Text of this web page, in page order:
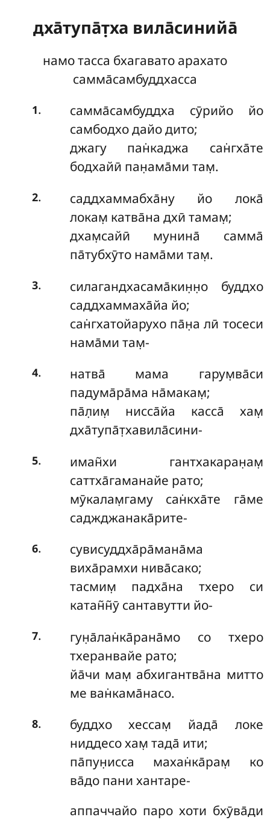
дха̄тупа̄т̣ха вила̄синийа̄
намо тасса бхагавато арахато
самма̄самбуддхасса
1.
самма̄самбуддха сӯрийо йо
самбодхо дайо дито;
джагу пан̇каджа сан̇гха̄те
бодхайӣ пан̣ама̄ми там̣.
2.
саддхаммабха̄ну йо лока̄
локам̣ катва̄на дхӣ тамам̣;
дхам̣сайӣ мунина̄ самма̄
па̄тубхӯто нама̄ми там̣.
3.
силагандхасама̄кин̣н̣о буддхо
саддхаммаха̄йа йо;
сан̇гхатойарухо па̄н̣а лӣ тосеси
нама̄ми там̣-
4.
натва̄ мама гарум̣ва̄си
падума̄ра̄ма на̄макам̣;
па̄л̣им̣ нисса̄йа касса̄ хам̣
дха̄тупа̄т̣хавила̄сини-
5.
иман̃хи гантхакаран̣ам̣
саттха̄гаманайе рато;
мӯкалам̣гаму сан̇кха̄те га̄ме
саджджанака̄рите-
6.
сувисуддха̄ра̄мана̄ма
виха̄рамхи нива̄сако;
тасмим̣ падха̄на тхеро си
катан̃н̃ӯ сантавутти йо-
7.
гун̣а̄лан̇ка̄рана̄мо со тхеро
тхеранвайе рато;
йа̄чи мам̣ абхигантва̄на митто
ме ван̇кама̄насо.
8.
буддхо хессам̣ йада̄ локе
ниддесо хам̣ тада̄ ити;
па̄пун̣исса махан̇ка̄рам̣ ко
ва̄до пани хантаре-
аппаччайо паро хоти бхӯва̄ди